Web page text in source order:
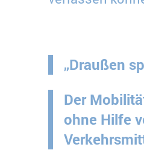
„Draußen
Der
ohne Hilfe